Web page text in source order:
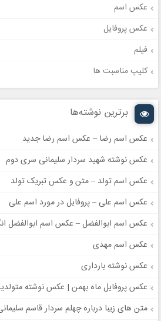
عکس اسم
عکس پروفایل
فیلم
کلیپ مناسبت ها
برترین نوشته‌ها
عکس اسم رضا – عکس اسم رضا جدید
عکس نوشته شهید سردار سلیمانی سری دوم
عکس اسم تولد – متن و عکس تبریک تولد
عکس اسم علی – پروفایل در مورد اسم علی
عکس اسم ابوالفضل – عکس اسم ابوالفضل
عکس اسم مهدی
عکس نوشته بارداری
عکس پروفایل ماه بهمن | عکس نوشته
متن های زیبا درباره چهلم سردار قاسم